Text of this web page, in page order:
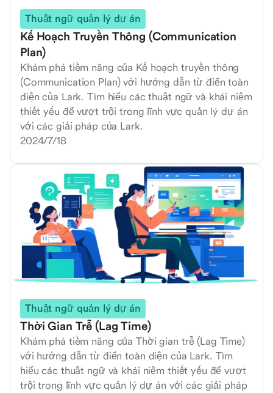
Thuật ngữ quản lý dự án
Kế Hoạch Truyền Thông (Communication
Plan)
Khám phá tiềm năng của Kế hoạch truyền thông
(Communication Plan) với hướng dẫn từ điển toàn
diện của Lark. Tìm hiểu các thuật ngữ và khái niệm
thiết yếu để vượt trội trong lĩnh vực quản lý dự án
với các giải pháp của Lark.
2024/7/18
Thuật ngữ quản lý dự án
Thời Gian Trễ (Lag Time)
Khám phá tiềm năng của Thời gian trễ (Lag Time)
với hướng dẫn từ điển toàn diện của Lark. Tìm
hiểu các thuật ngữ và khái niệm thiết yếu để vượt
trội trong lĩnh vực quản lý dự án với các giải pháp